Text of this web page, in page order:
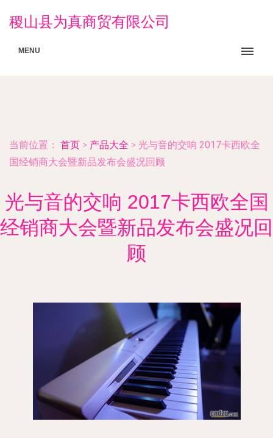
稷山县为真商贸有限公司
MENU
当前位置： 首页 > 产品大全 > 光与音的交响 2017卡西欧全
国经销商大会暨新品发布会盛况回顾
光与音的交响 2017卡西欧全国
经销商大会暨新品发布会盛况回
顾